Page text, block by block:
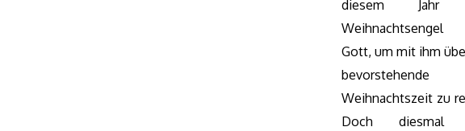
diesem Jahr
Gott, um mit ihm
bevorstehende
Weihnachtszeit zu
Doch diesmal